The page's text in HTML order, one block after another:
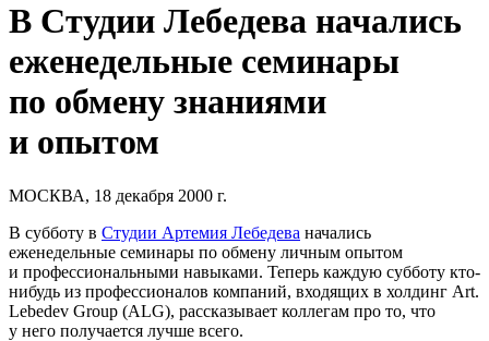
В Студии Лебедева начались
еженедельные семинары
по обмену знаниями
и опытом
МОСКВА, 18 декабря 2000 г.
В субботу в Студии Артемия Лебедева начались
еженедельные семинары по обмену личным опытом
и профессиональными навыками. Теперь каждую субботу кто-
нибудь из профессионалов компаний, входящих в холдинг Art.
Lebedev Group (ALG), рассказывает коллегам про то, что
у него получается лучше всего.